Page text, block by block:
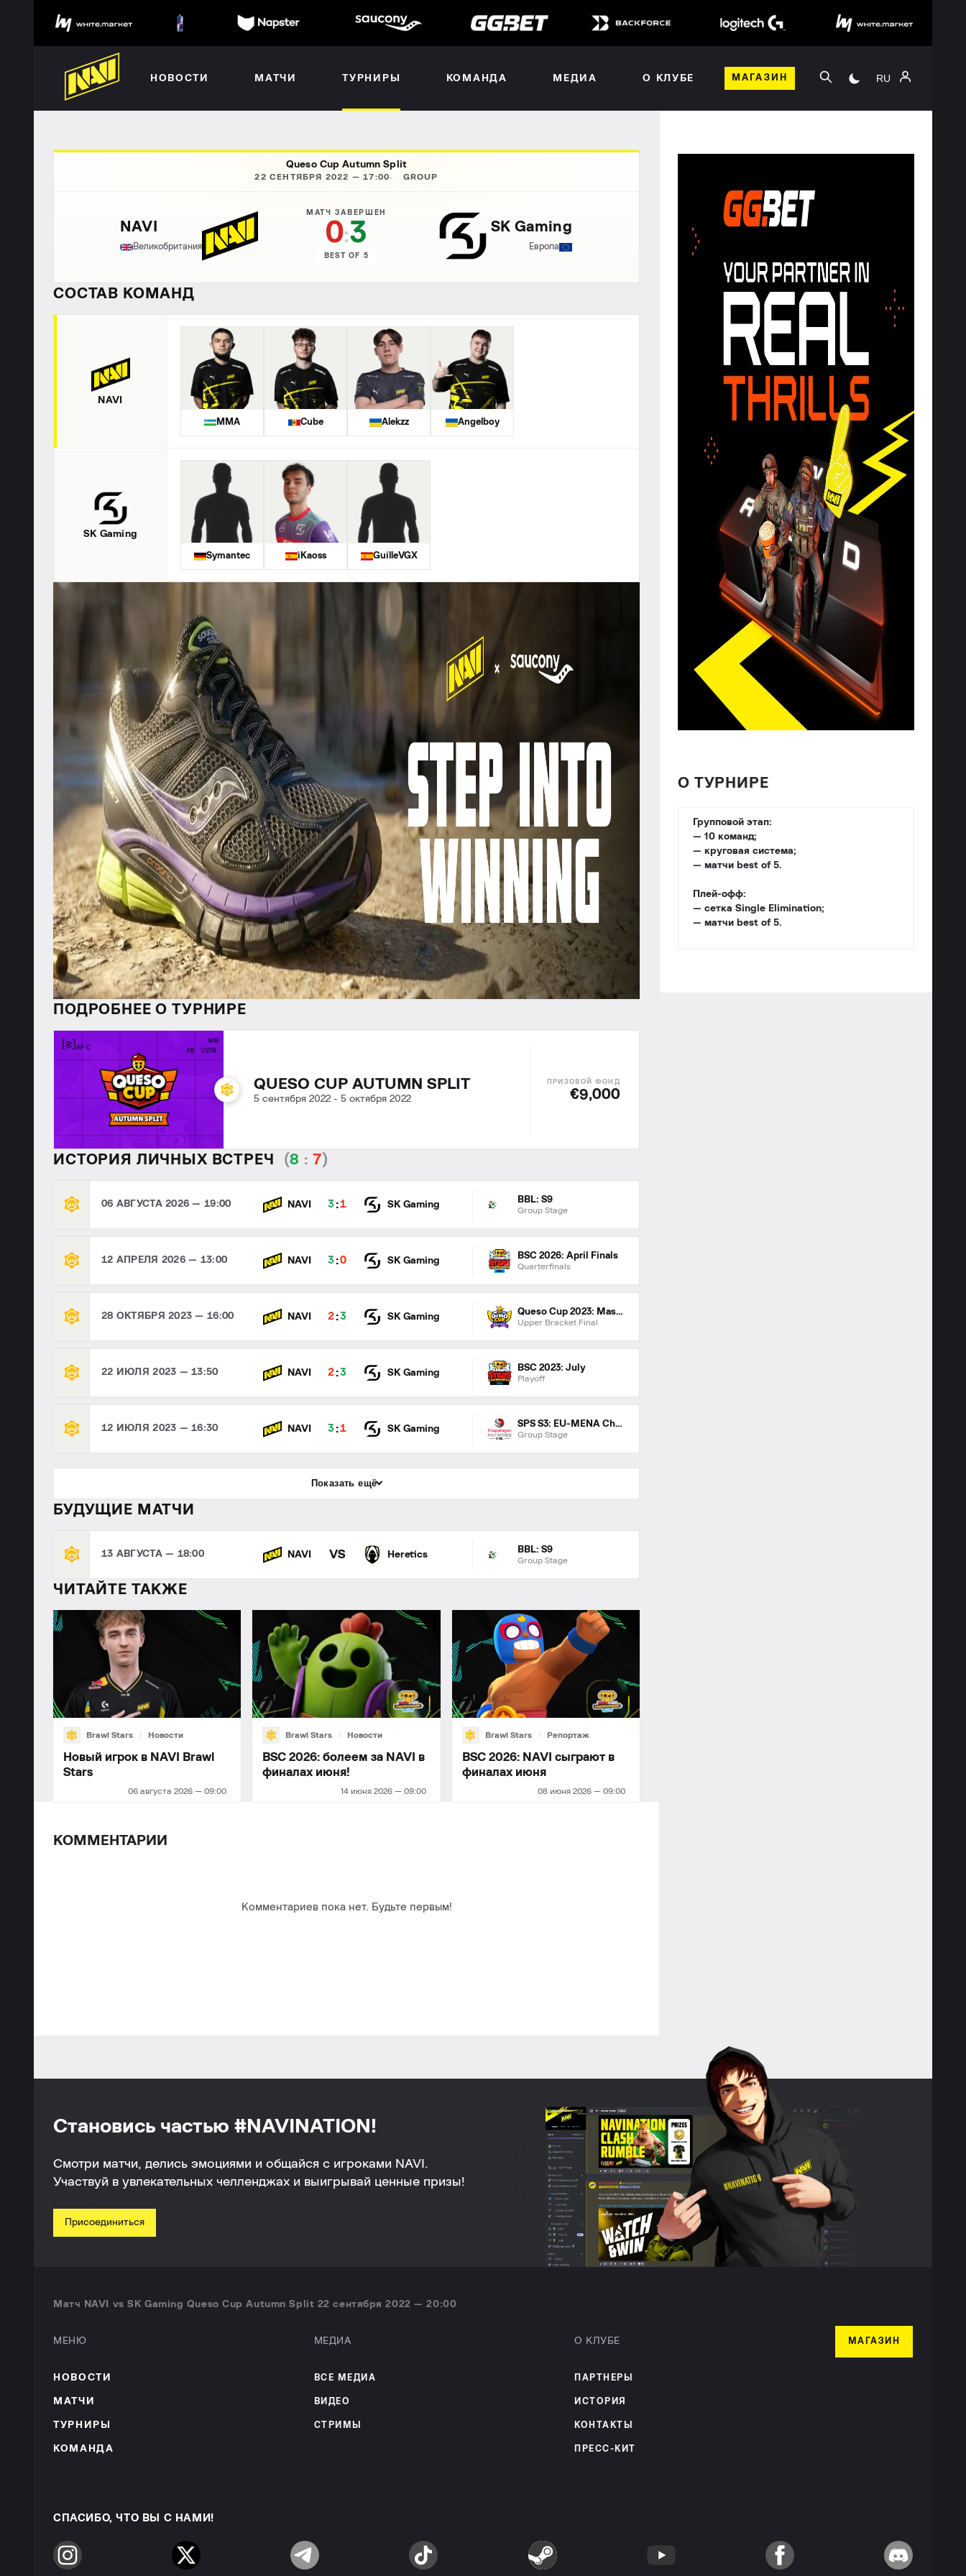
НОВОСТИ МАТЧИ ТУРНИРЫ КОМАНДА МЕДИА О КЛУБЕ МАГАЗИН RU
Queso Cup Autumn Split
22 СЕНТЯБРЯ 2022 — 17:00 GROUP
NAVI
Великобритания
МАТЧ ЗАВЕРШЕН
0:3
BEST OF 5
SK Gaming
Европа
СОСТАВ КОМАНД
NAVI
MMA Cube Alekzz Angelboy
SK Gaming
Symantec iKaoss GuilleVGX
ПОДРОБНЕЕ О ТУРНИРЕ
QUESO CUP AUTUMN SPLIT
5 сентября 2022 - 5 октября 2022 €9,000
ИСТОРИЯ ЛИЧНЫХ ВСТРЕЧ (8 : 7)
06 АВГУСТА 2026 — 19:00 NAVI 3 :1 SK Gaming BBL: S9
Group Stage
12 АПРЕЛЯ 2026 — 13:00 NAVI 3 :0 SK Gaming BSC 2026: April Finals
Quarterfinals
28 ОКТЯБРЯ 2023 — 16:00 NAVI 2 :3 SK Gaming Queso Cup 2023: Masters
Upper Bracket Final
22 ИЮЛЯ 2023 — 13:50 NAVI 2 :3 SK Gaming BSC 2023: July
Playoff
12 ИЮЛЯ 2023 — 16:30 NAVI 3 :1 SK Gaming SPS S3: EU-MENA Challenge Season
Group Stage
Показать ещё
БУДУЩИЕ МАТЧИ
13 АВГУСТА — 18:00 NAVI VS Heretics BBL: S9
Group Stage
ЧИТАЙТЕ ТАКЖЕ
Brawl Stars Новости
06 августа 2026 — 09:00
Новый игрок в NAVI Brawl
Stars
Brawl Stars Новости
14 июня 2026 — 09:00
BSC 2026: болеем за NAVI в
финалах июня!
Brawl Stars Репортаж
08 июня 2026 — 09:00
BSC 2026: NAVI сыграют в
финалах июня
КОММЕНТАРИИ
Комментариев пока нет. Будьте первым!
О ТУРНИРЕ
Групповой этап:
— 10 команд;
— круговая система;
— матчи best of 5.
Плей-офф:
— сетка Single Elimination;
— матчи best of 5.
Становись частью #NAVINATION!
Смотри матчи, делись эмоциями и общайся с игроками NAVI.
Участвуй в увлекательных челленджах и выигрывай ценные призы!
Присоединиться
Матч NAVI vs SK Gaming Queso Cup Autumn Split 22 сентября 2022 — 20:00
МЕНЮ
НОВОСТИ
МАТЧИ
ТУРНИРЫ
КОМАНДА
МЕДИА
ВСЕ МЕДИА
ВИДЕО
СТРИМЫ
О КЛУБЕ
ПАРТНЕРЫ
ИСТОРИЯ
КОНТАКТЫ
ПРЕСС-КИТ
МАГАЗИН
СПАСИБО, ЧТО ВЫ С НАМИ!
Instagram Twitter Telegram TikTok Steam YouTube Facebook Discord